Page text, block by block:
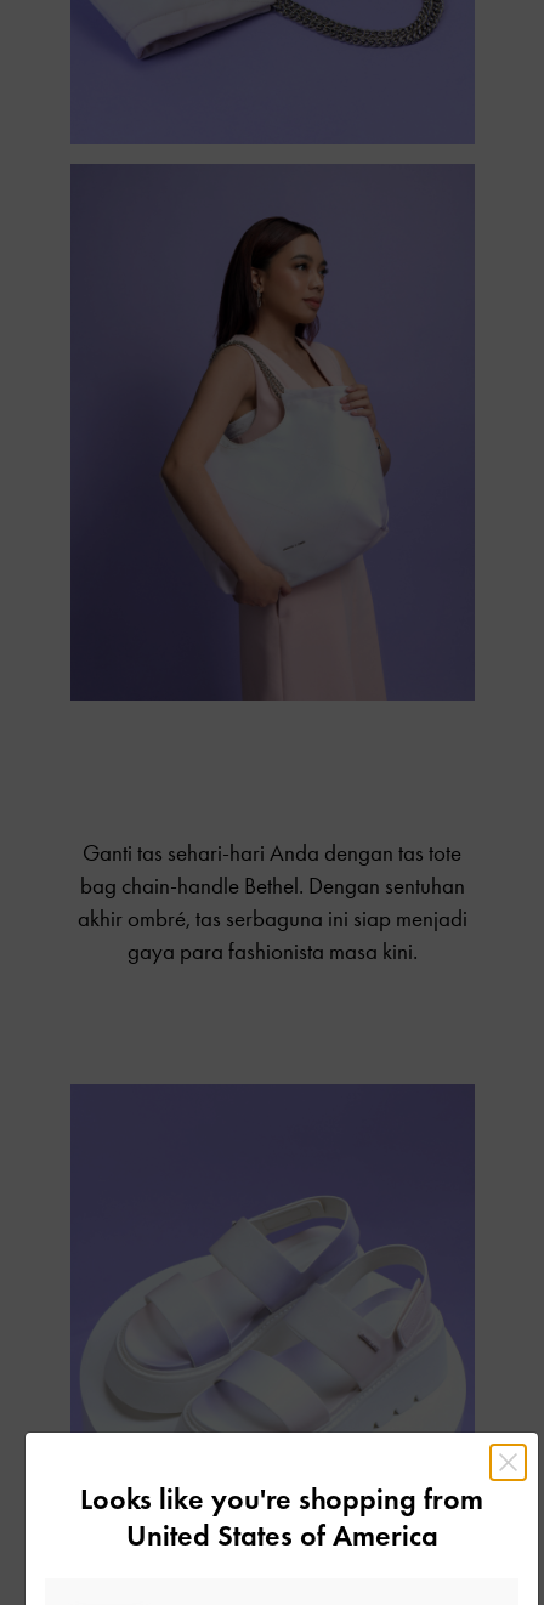
Ganti tas sehari-hari Anda dengan tas tote
bag chain-handle Bethel. Dengan sentuhan
akhir ombré, tas serbaguna ini siap menjadi
gaya para fashionista masa kini.
Looks like you're shopping from
United States of America